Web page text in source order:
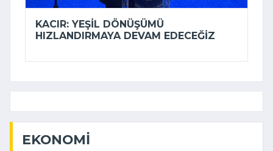
KACIR: YEŞIL DÖNÜŞÜMÜ
HIZLANDIRMAYA DEVAM EDECEĞIZ
EKONOMI